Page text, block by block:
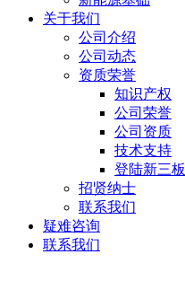
关于我们
公司介绍
公司动态
资质荣誉
知识产权
公司荣誉
公司资质
技术支持
登陆新三板
招贤纳士
联系我们
疑难咨询
联系我们